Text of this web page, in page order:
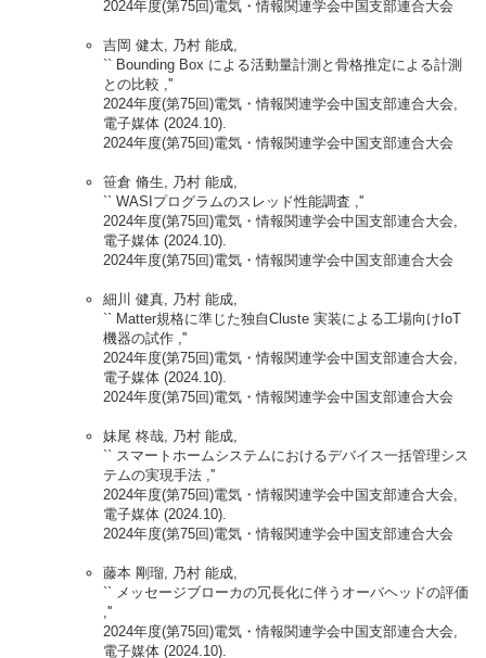
2024年度(第75回)電気・情報関連学会中国支部連合大会
吉岡 健太, 乃村 能成,
`` Bounding Box による活動量計測と骨格推定による計測
との比較 ,''
2024年度(第75回)電気・情報関連学会中国支部連合大会,
電子媒体 (2024.10).
2024年度(第75回)電気・情報関連学会中国支部連合大会
笹倉 脩生, 乃村 能成,
`` WASIプログラムのスレッド性能調査 ,''
2024年度(第75回)電気・情報関連学会中国支部連合大会,
電子媒体 (2024.10).
2024年度(第75回)電気・情報関連学会中国支部連合大会
細川 健真, 乃村 能成,
`` Matter規格に準じた独自Cluste 実装による工場向けIoT
機器の試作 ,''
2024年度(第75回)電気・情報関連学会中国支部連合大会,
電子媒体 (2024.10).
2024年度(第75回)電気・情報関連学会中国支部連合大会
妹尾 柊哉, 乃村 能成,
`` スマートホームシステムにおけるデバイス一括管理シス
テムの実現手法 ,''
2024年度(第75回)電気・情報関連学会中国支部連合大会,
電子媒体 (2024.10).
2024年度(第75回)電気・情報関連学会中国支部連合大会
藤本 剛瑠, 乃村 能成,
`` メッセージブローカの冗長化に伴うオーバヘッドの評価
,''
2024年度(第75回)電気・情報関連学会中国支部連合大会,
電子媒体 (2024.10).